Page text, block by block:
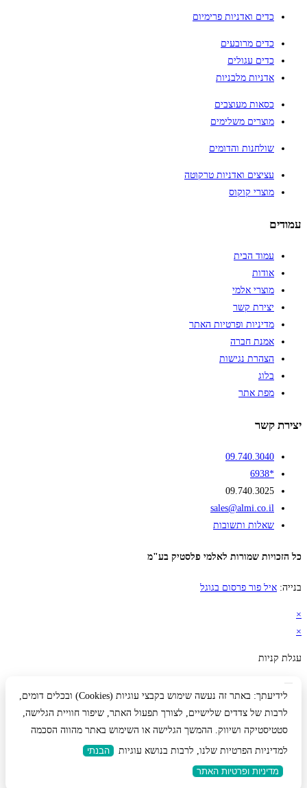
כדים ואדניות פרימיום
כדים מרובעים
כדים עגולים
אדניות מלבניות
כסאות מעוצבים
מוצרים משלימים
שולחנות והדומים
עציצים ואדניות טרקוטה
מוצרי קוקוס
עמודים
עמוד הבית
אודות
מוצרי אלמי
יצירת קשר
מדיניות ופרטיות האתר
אמנת חברה
הצהרת נגישות
בלוג
מפת אתר
יצירת קשר
09.740.3040
*6938
09.740.3025
sales@almi.co.il
שאלות ותשובות
כל הזכויות שמורות לאלמי פלסטיק בע"מ
בנייה: איל פור פרסום בגוגל
×
×
עגלת קניות
לידיעתך: באתר זה נעשה שימוש בקבצי עוגיות (Cookies) ובכלים דומים,
לרבות של צדדים שלישיים, לצורך תפעול האתר, שיפור חוויית הגלישה,
סטטיסטיקה ושיווק. ההמשך הגלישה או השימוש באתר מהווה הסכמה
למדיניות הפרטיות שלנו, לרבות בנושא עוגיות
הבנתי
מדיניות ופרטיות האתר